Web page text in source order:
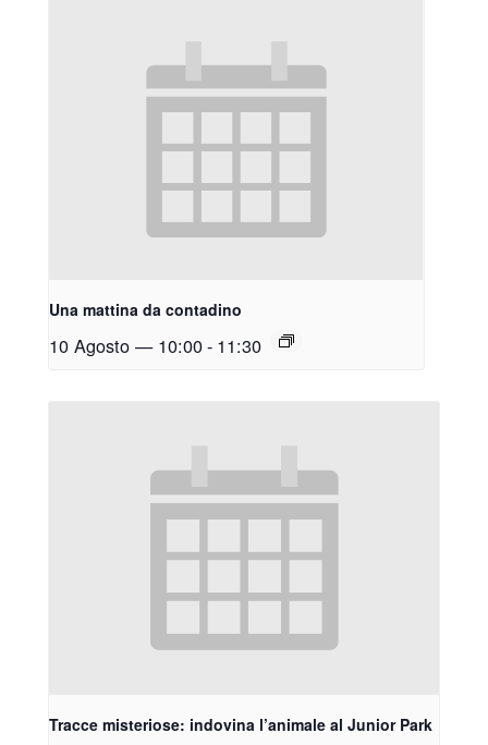
Una mattina da contadino
10 Agosto — 10:00- 11:30
Tracce misteriose: indovina l’animale al Junior Park